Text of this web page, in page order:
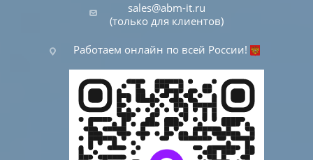
sales@abm-it.ru
(только для клиентов)
Работаем онлайн по всей России!